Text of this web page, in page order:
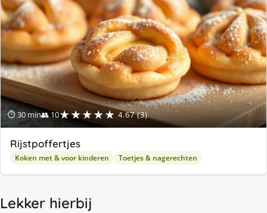
⏱ 30 min👥 10★★★★★ 4.67 (3)
Rijstpoffertjes
Koken met & voor kinderen Toetjes & nagerechten
Lekker hierbij